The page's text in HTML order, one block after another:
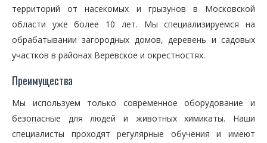
территорий от насекомых и грызунов в Московской
области уже более 10 лет. Мы специализируемся на
обрабатывании загородных домов, деревень и садовых
участков в районах Веревское и окрестностях.
Преимущества
Мы используем только современное оборудование и
безопасные для людей и животных химикаты. Наши
специалисты проходят регулярные обучения и имеют